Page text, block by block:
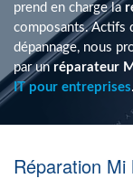
prend en charge la
composants. Actifs
dépannage, nous
par un réparateur
IT pour entreprises.
Réparation